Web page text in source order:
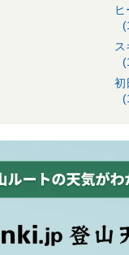
ヒ
初